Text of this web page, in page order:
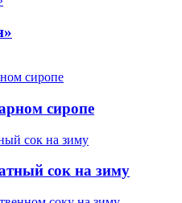
сиропе
сок на зиму